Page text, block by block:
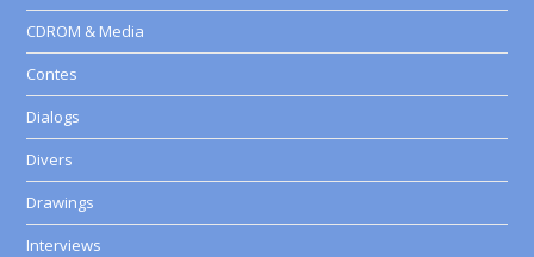
CDROM & Media
Contes
Dialogs
Divers
Drawings
Interviews